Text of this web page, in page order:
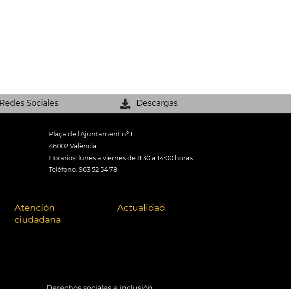
Redes Sociales Descargas
Plaça de l'Ajuntament nº 1
46002 València
Horarios: lunes a viernes de 8:30 a 14:00 horas
Teléfono: 963 52 54 78
Atención
ciudadana
Actualidad